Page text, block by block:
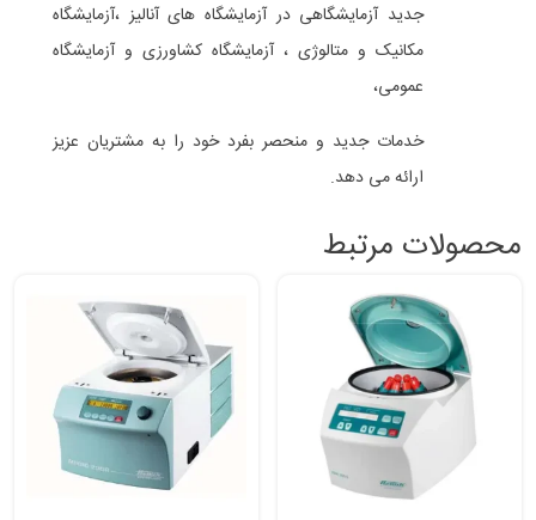
جدید آزمایشگاهی در آزمایشگاه های آنالیز ،آزمایشگاه
مکانیک و متالوژی ، آزمایشگاه کشاورزی و آزمایشگاه
عمومی،
خدمات جدید و منحصر بفرد خود را به مشتریان عزیز
ارائه می دهد.
محصولات مرتبط